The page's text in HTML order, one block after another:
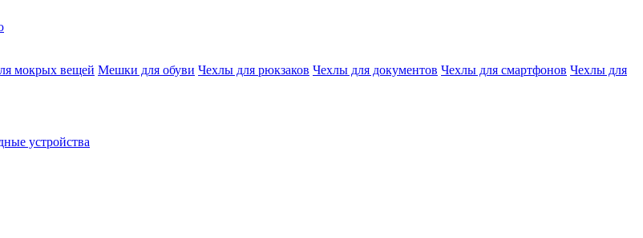
мокрых вещей Мешки для обуви Чехлы для рюкзаков Чехлы для документов Чехлы для смартфонов Чехлы для
устройства